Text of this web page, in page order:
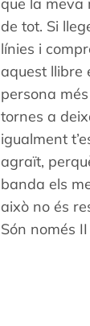
de tot. Si
línies i
aquest llibre
persona
tornes a
igualment
agraït,
banda els
això no és
Són només